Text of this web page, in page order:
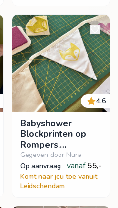
4.6
Babyshower
Blockprinten op
Rompers,
Vlaggenlijn of
Hydrofiele doeken
Gegeven door Nura
op aanvraag
vanaf 55,-
Komt naar jou toe vanuit
Leidschendam